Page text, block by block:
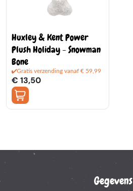
Huxley & Kent Power
Plush Holiday - Snowman
Bone
Gratis verzending vanaf € 59,99
€ 13,50
Gegevens